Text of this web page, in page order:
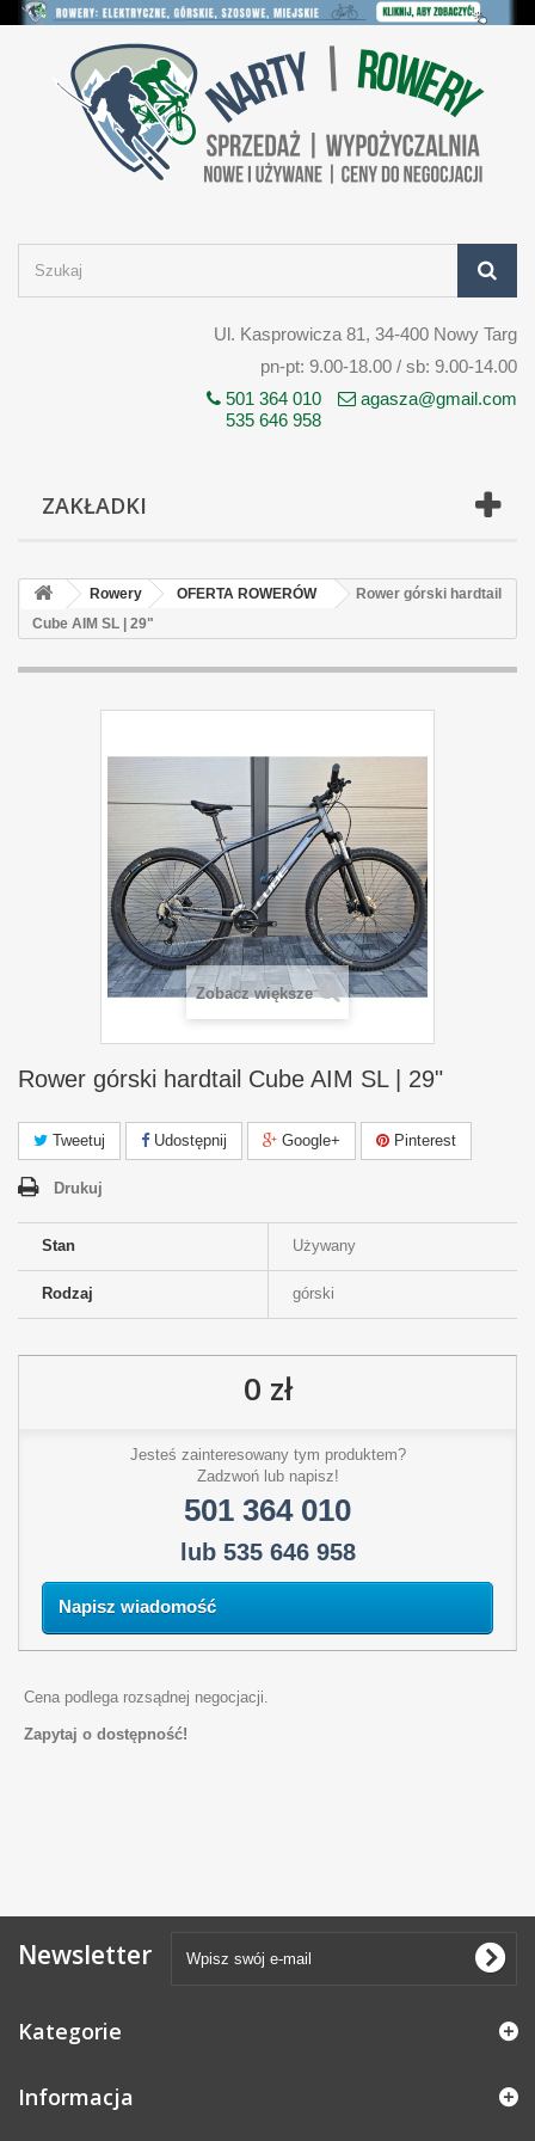
Ul. Kasprowicza 81, 34-400 Nowy Targ
pn-pt: 9.00-18.00 / sb: 9.00-14.00
501 364 010
535 646 958
agasza@gmail.com
ZAKŁADKI
Rowery OFERTA ROWERÓW
Rower górski hardtail
Cube AIM SL | 29"
Zobacz większe
Rower górski hardtail Cube AIM SL | 29"
Tweetuj Udostępnij Google+ Pinterest
Drukuj
Stan Używany
Rodzaj górski
0 zł
Jesteś zainteresowany tym produktem?
Zadzwoń lub napisz!
501 364 010
lub 535 646 958
Napisz wiadomość
Cena podlega rozsądnej negocjacji.
Zapytaj o dostępność!
Newsletter
Kategorie
Informacja